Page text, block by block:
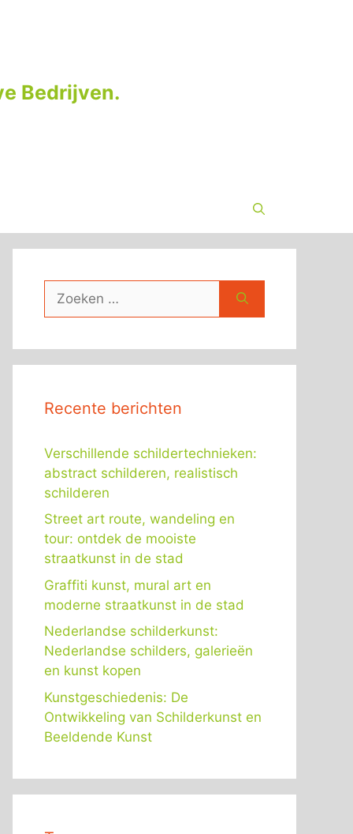
Bedrijven.
naar:
Recente berichten
Verschillende schildertechnieken:
abstract schilderen, realistisch
schilderen
Street art route, wandeling en
tour: ontdek de mooiste
straatkunst in de stad
Graffiti kunst, mural art en
moderne straatkunst in de stad
Nederlandse schilderkunst:
Nederlandse schilders, galerieën
en kunst kopen
Kunstgeschiedenis: De
Ontwikkeling van Schilderkunst en
Beeldende Kunst